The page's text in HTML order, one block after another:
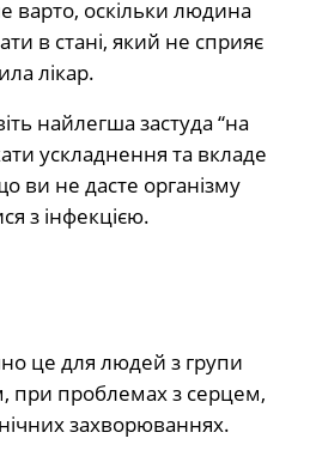
оскільки людина
в стані, який не сприяє
лікар.
найлегша застуда “на
ускладнення та вкладе
ви не дасте організму
з інфекцією.
це для людей з групи
при проблемах з серцем,
захворюваннях.